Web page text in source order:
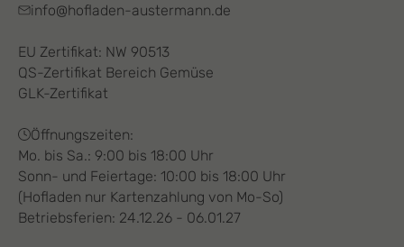
info@hofladen-austermann.de
EU Zertifikat: NW 90513
QS-Zertifikat Bereich Gemüse
GLK-Zertifikat
Öffnungszeiten:
Mo. bis Sa.: 9:00 bis 18:00 Uhr
Sonn- und Feiertage: 10:00 bis 18:00 Uhr
(Hofladen nur Kartenzahlung von Mo-So)
Betriebsferien: 24.12.26 - 06.01.27